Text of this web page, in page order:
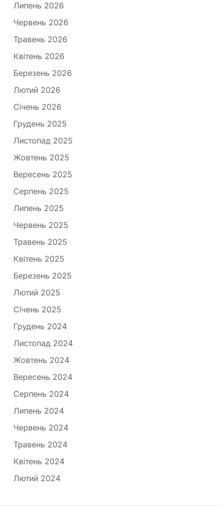
Липень 2026
Червень 2026
Травень 2026
Квітень 2026
Березень 2026
Лютий 2026
Січень 2026
Грудень 2025
Листопад 2025
Жовтень 2025
Вересень 2025
Серпень 2025
Липень 2025
Червень 2025
Травень 2025
Квітень 2025
Березень 2025
Лютий 2025
Січень 2025
Грудень 2024
Листопад 2024
Жовтень 2024
Вересень 2024
Серпень 2024
Липень 2024
Червень 2024
Травень 2024
Квітень 2024
Лютий 2024